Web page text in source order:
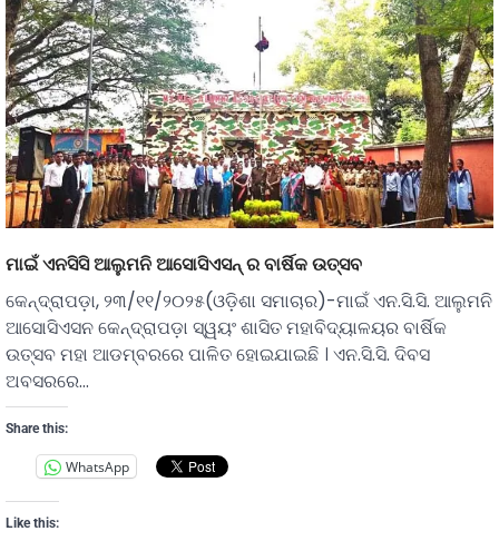
ମାଇଁ ଏନସିସି ଆଲୁମନି ଆସୋସିଏସନ୍ ର ବାର୍ଷିକ ଉତ୍ସବ
କେନ୍ଦ୍ରାପଡ଼ା, ୨୩/୧୧/୨୦୨୫(ଓଡ଼ିଶା ସମାଚାର)-ମାଇଁ ଏନ.ସି.ସି. ଆଲୁମନି
ଆସୋସିଏସନ କେନ୍ଦ୍ରାପଡ଼ା ସ୍ୱୟଂ ଶାସିତ ମହାବିଦ୍ୟାଳୟର ବାର୍ଷିକ
ଉତ୍ସବ ମହା ଆଡମ୍ବରରେ ପାଳିତ ହୋଇଯାଇଛି । ଏନ.ସି.ସି. ଦିବସ
ଅବସରରେ…
Share this:
WhatsApp
Like this: